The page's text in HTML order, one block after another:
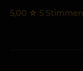
5,00 ☆ 5 Stimmen